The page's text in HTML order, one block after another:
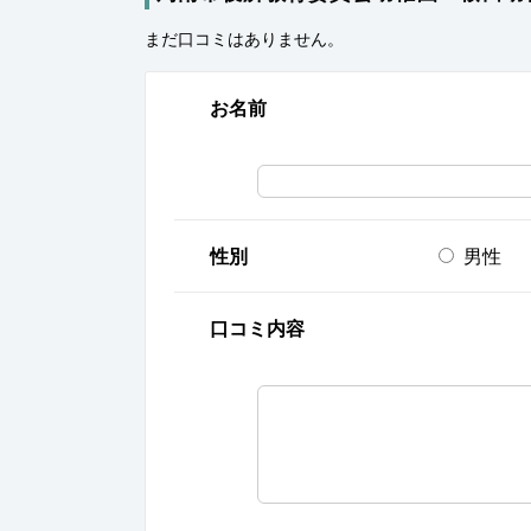
まだ口コミはありません。
お名前
性別 男性
口コミ内容